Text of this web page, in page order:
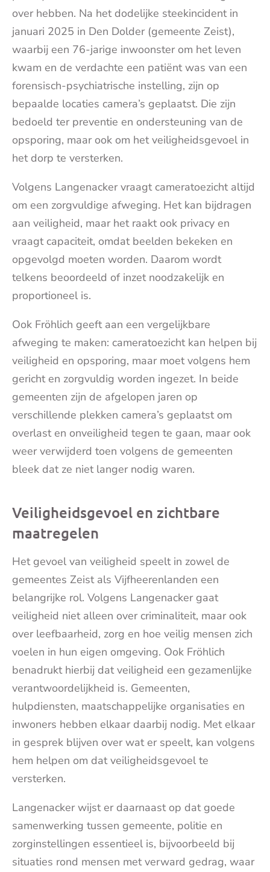
over hebben. Na het dodelijke steekincident in
januari 2025 in Den Dolder (gemeente Zeist),
waarbij een 76-jarige inwoonster om het leven
kwam en de verdachte een patiënt was van een
forensisch-psychiatrische instelling, zijn op
bepaalde locaties camera’s geplaatst. Die zijn
bedoeld ter preventie en ondersteuning van de
opsporing, maar ook om het veiligheidsgevoel in
het dorp te versterken.
Volgens Langenacker vraagt cameratoezicht altijd
om een zorgvuldige afweging. Het kan bijdragen
aan veiligheid, maar het raakt ook privacy en
vraagt capaciteit, omdat beelden bekeken en
opgevolgd moeten worden. Daarom wordt
telkens beoordeeld of inzet noodzakelijk en
proportioneel is.
Ook Fröhlich geeft aan een vergelijkbare
afweging te maken: cameratoezicht kan helpen bij
veiligheid en opsporing, maar moet volgens hem
gericht en zorgvuldig worden ingezet. In beide
gemeenten zijn de afgelopen jaren op
verschillende plekken camera’s geplaatst om
overlast en onveiligheid tegen te gaan, maar ook
weer verwijderd toen volgens de gemeenten
bleek dat ze niet langer nodig waren.
Veiligheidsgevoel en zichtbare
maatregelen
Het gevoel van veiligheid speelt in zowel de
gemeentes Zeist als Vijfheerenlanden een
belangrijke rol. Volgens Langenacker gaat
veiligheid niet alleen over criminaliteit, maar ook
over leefbaarheid, zorg en hoe veilig mensen zich
voelen in hun eigen omgeving. Ook Fröhlich
benadrukt hierbij dat veiligheid een gezamenlijke
verantwoordelijkheid is. Gemeenten,
hulpdiensten, maatschappelijke organisaties en
inwoners hebben elkaar daarbij nodig. Met elkaar
in gesprek blijven over wat er speelt, kan volgens
hem helpen om dat veiligheidsgevoel te
versterken.
Langenacker wijst er daarnaast op dat goede
samenwerking tussen gemeente, politie en
zorginstellingen essentieel is, bijvoorbeeld bij
situaties rond mensen met verward gedrag, waar